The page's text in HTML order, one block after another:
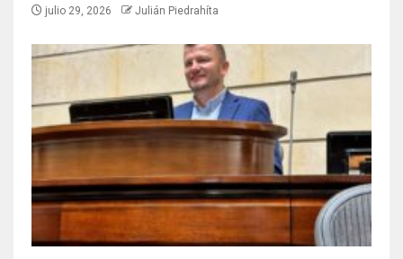
julio 29, 2026 Julián Piedrahíta